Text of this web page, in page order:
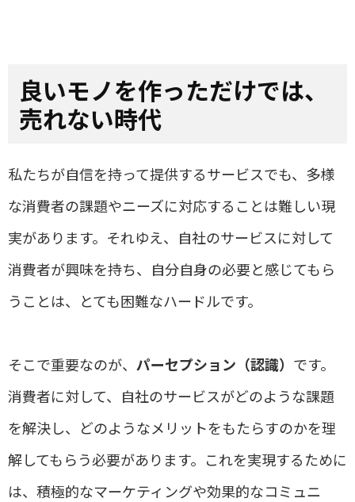
良いモノを作っただけでは、
売れない時代
私たちが自信を持って提供するサービスでも、多様
な消費者の課題やニーズに対応することは難しい現
実があります。それゆえ、自社のサービスに対して
消費者が興味を持ち、自分自身の必要と感じてもら
うことは、とても困難なハードルです。
そこで重要なのが、 パーセプション（認識） です。
消費者に対して、自社のサービスがどのような課題
を解決し、どのようなメリットをもたらすのかを理
解してもらう必要があります。これを実現するために
は、積極的なマーケティングや効果的なコミュニ